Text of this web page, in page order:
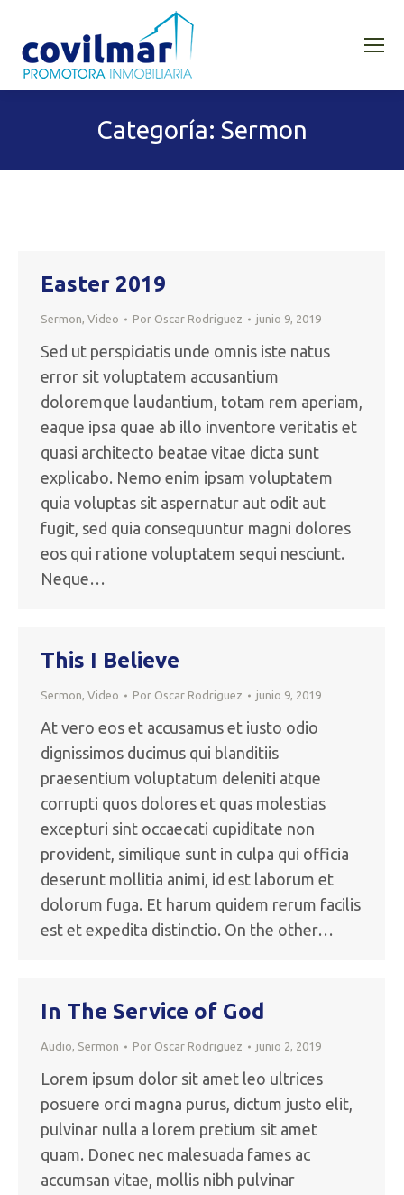
Categoría: Sermon
Easter 2019
Sermon, Video Por Oscar Rodriguez junio 9, 2019
Sed ut perspiciatis unde omnis iste natus
error sit voluptatem accusantium
doloremque laudantium, totam rem aperiam,
eaque ipsa quae ab illo inventore veritatis et
quasi architecto beatae vitae dicta sunt
explicabo. Nemo enim ipsam voluptatem
quia voluptas sit aspernatur aut odit aut
fugit, sed quia consequuntur magni dolores
eos qui ratione voluptatem sequi nesciunt.
Neque…
This I Believe
Sermon, Video Por Oscar Rodriguez junio 9, 2019
At vero eos et accusamus et iusto odio
dignissimos ducimus qui blanditiis
praesentium voluptatum deleniti atque
corrupti quos dolores et quas molestias
excepturi sint occaecati cupiditate non
provident, similique sunt in culpa qui officia
deserunt mollitia animi, id est laborum et
dolorum fuga. Et harum quidem rerum facilis
est et expedita distinctio. On the other…
In The Service of God
Audio, Sermon Por Oscar Rodriguez junio 2, 2019
Lorem ipsum dolor sit amet leo ultrices
posuere orci magna purus, dictum justo elit,
pulvinar nulla a lorem pretium sit amet
quam. Donec nec malesuada fames ac
accumsan vitae, mollis nibh pulvinar